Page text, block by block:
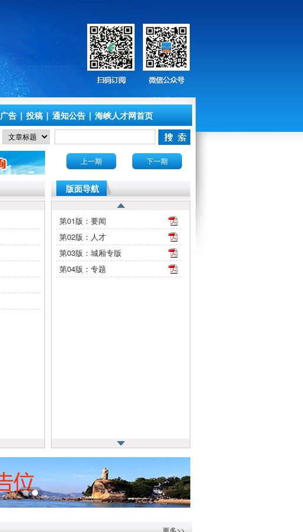
广告 | 投稿 | 通知公告 | 海峡人才网首页
上一期 下一期
版面导航
第01版：要闻
第02版：人才
第03版：城厢专版
第04版：专题
更多>>